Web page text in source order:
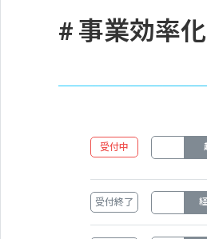
事業効率
受付中
受付終了